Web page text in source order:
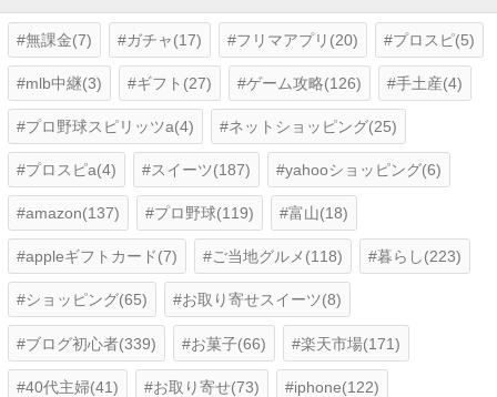
無課金(7) ガチャ(17) フリマアプリ(20) プロスピ(5)
mlb中継(3) ギフト(27) ゲーム攻略(126) 手土産(4)
プロ野球スピリッツa(4) ネットショッピング(25)
プロスピa(4) スイーツ(187) yahooショッピング(6)
amazon(137) プロ野球(119) 富山(18)
appleギフトカード(7) ご当地グルメ(118) 暮らし(223)
ショッピング(65) お取り寄せスイーツ(8)
ブログ初心者(339) お菓子(66) 楽天市場(171)
40代主婦(41) お取り寄せ(73) iphone(122)